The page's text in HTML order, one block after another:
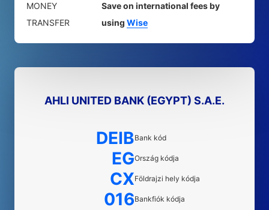
MONEY
TRANSFER
Save on international fees by
using Wise
AHLI UNITED BANK (EGYPT) S.A.E.
DEIBBank kód
EGOrszág kódja
CXFöldrajzi hely kódja
016Bankfiók kódja